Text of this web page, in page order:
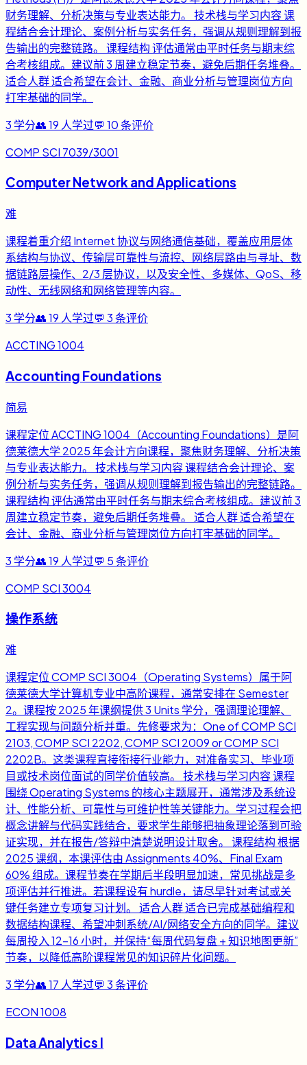
财务理解、分析决策与专业表达能力。 技术栈与学习内容 课
程结合会计理论、案例分析与实务任务，强调从规则理解到报
告输出的完整链路。 课程结构 评估通常由平时任务与期末综
合考核组成。建议前 3 周建立稳定节奏，避免后期任务堆叠。
适合人群 适合希望在会计、金融、商业分析与管理岗位方向
打牢基础的同学。
3 学分👥19 人学过💬 10条评价
COMP SCI 7039/3001
Computer Network and Applications
难
课程着重介绍 Internet 协议与网络通信基础，覆盖应用层体
系结构与协议、传输层可靠性与流控、网络层路由与寻址、数
据链路层操作、2/3 层协议，以及安全性、多媒体、QoS、移
动性、无线网络和网络管理等内容。
3 学分👥19 人学过💬 3条评价
ACCTING 1004
Accounting Foundations
简易
课程定位 ACCTING 1004（Accounting Foundations）是阿
德莱德大学 2025 年会计方向课程，聚焦财务理解、分析决策
与专业表达能力。 技术栈与学习内容 课程结合会计理论、案
例分析与实务任务，强调从规则理解到报告输出的完整链路。
课程结构 评估通常由平时任务与期末综合考核组成。建议前 3
周建立稳定节奏，避免后期任务堆叠。 适合人群 适合希望在
会计、金融、商业分析与管理岗位方向打牢基础的同学。
3 学分👥19 人学过💬 5条评价
COMP SCI 3004
操作系统
难
课程定位 COMP SCI 3004（Operating Systems）属于阿
德莱德大学计算机专业中高阶课程，通常安排在 Semester
2。课程按 2025 年课纲提供 3 Units 学分，强调理论理解、
工程实现与问题分析并重。先修要求为：One of COMP SCI
2103, COMP SCI 2202, COMP SCI 2009 or COMP SCI
2202B。这类课程直接衔接行业能力，对准备实习、毕业项
目或技术岗位面试的同学价值较高。 技术栈与学习内容 课程
围绕 Operating Systems 的核心主题展开，通常涉及系统设
计、性能分析、可靠性与可维护性等关键能力。学习过程会把
概念讲解与代码实践结合，要求学生能够把抽象理论落到可验
证实现，并在报告/答辩中清楚说明设计取舍。 课程结构 根据
2025 课纲，本课评估由 Assignments 40%、Final Exam
60% 组成。课程节奏在学期后半段明显加速，常见挑战是多
项评估并行推进。若课程设有 hurdle，请尽早针对考试或关
键任务建立专项复习计划。 适合人群 适合已完成基础编程和
数据结构课程、希望冲刺系统/AI/网络安全方向的同学。建议
每周投入 12-16 小时，并保持“每周代码复盘 + 知识地图更新”
节奏，以降低高阶课程常见的知识碎片化问题。
3 学分👥17 人学过💬 3条评价
ECON 1008
Data Analytics I